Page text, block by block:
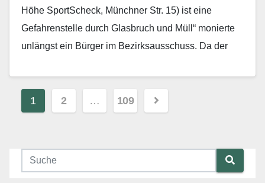
Höhe SportScheck, Münchner Str. 15) ist eine
Gefahrenstelle durch Glasbruch und Müll“ monierte
unlängst ein Bürger im Bezirksausschuss. Da der
Mehr erfahren
Beitragsnavigation
1 2 … 109